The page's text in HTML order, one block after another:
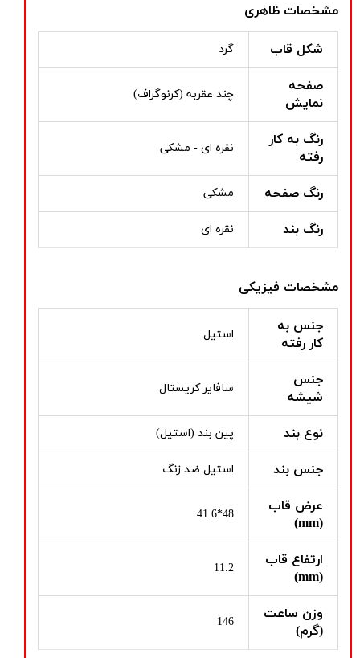
مشخصات ظاهری
شکل قاب گرد
صفحه
نمایش
چند عقربه (کرنوگراف)
رنگ به کار
رفته
نقره ای - مشکی
رنگ صفحه مشکی
رنگ بند نقره ای
مشخصات فیزیکی
جنس به
کار رفته
استیل
جنس
شیشه
سافایر کریستال
نوع بند پین بند (استیل)
جنس بند استیل ضد زنگ
عرض قاب
(mm)
48*41.6
ارتفاع قاب
(mm)
11.2
وزن ساعت
(گرم)
146